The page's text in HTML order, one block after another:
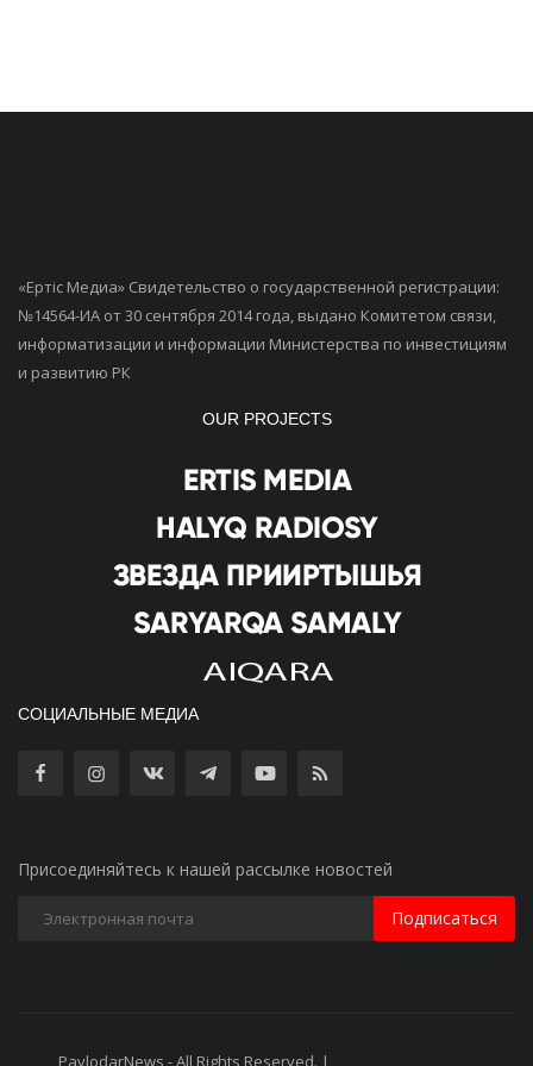
«Ертiс Медиа» Свидетельство о государственной регистрации:
№14564-ИА от 30 сентября 2014 года, выдано Комитетом связи,
информатизации и информации Министерства по инвестициям
и развитию РК
OUR PROJECTS
СОЦИАЛЬНЫЕ МЕДИА
Присоединяйтесь к нашей рассылке новостей
Подписаться
PavlodarNews - All Rights Reserved. |